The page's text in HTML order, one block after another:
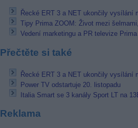
Řecké ERT 3 a NET ukončily vysílání
Tipy Prima ZOOM: Život mezi
Vedení marketingu a PR televize
Přečtěte si také
Řecké ERT 3 a NET ukončily vysílání
Power TV odstartuje 20. listopadu
Italia Smart se 3 kanály Sport LT na
Reklama